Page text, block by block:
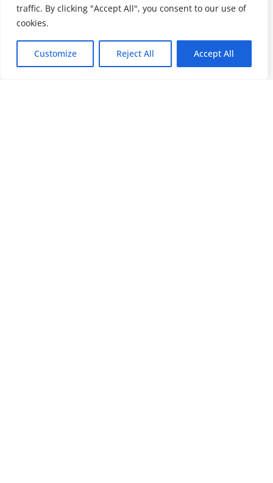
traffic. By clicking "Accept All", you consent to our use of
cookies.
Customize Reject All Accept All